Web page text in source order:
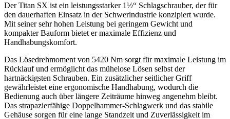
Der Titan SX ist ein leistungsstarker 1½“ Schlagschrauber, der für
den dauerhaften Einsatz in der Schwerindustrie konzipiert wurde.
Mit seiner sehr hohen Leistung bei geringem Gewicht und
kompakter Bauform bietet er maximale Effizienz und
Handhabungskomfort.
Das Lösedrehmoment von 5420 Nm sorgt für maximale Leistung im
Rücklauf und ermöglicht das mühelose Lösen selbst der
hartnäckigsten Schrauben. Ein zusätzlicher seitlicher Griff
gewährleistet eine ergonomische Handhabung, wodurch die
Bedienung auch über längere Zeiträume hinweg angenehm bleibt.
Das strapazierfähige Doppelhammer-Schlagwerk und das stabile
Gehäuse sorgen für eine lange Standzeit und Zuverlässigkeit im